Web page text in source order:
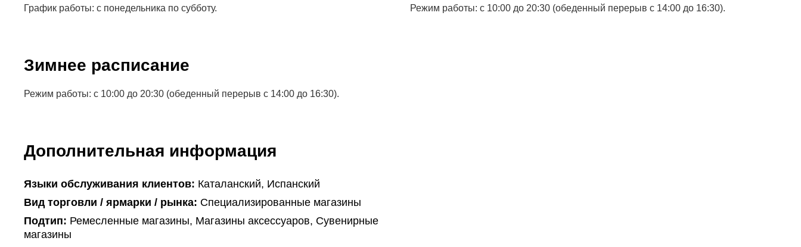
График работы: с понедельника по субботу. Режим работы: с 10:00 до 20:30 (обеденный перерыв с 14:00 до 16:30).
Зимнее расписание
Режим работы: с 10:00 до 20:30 (обеденный перерыв с 14:00 до 16:30).
Дополнительная информация
Языки обслуживания клиентов: Каталанский, Испанский
Вид торговли / ярмарки / рынка: Специализированные магазины
Подтип: Ремесленные магазины, Магазины аксессуаров, Сувенирные
магазины